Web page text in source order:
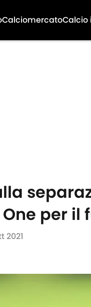
CalciomercatoCalcio
per il
2021